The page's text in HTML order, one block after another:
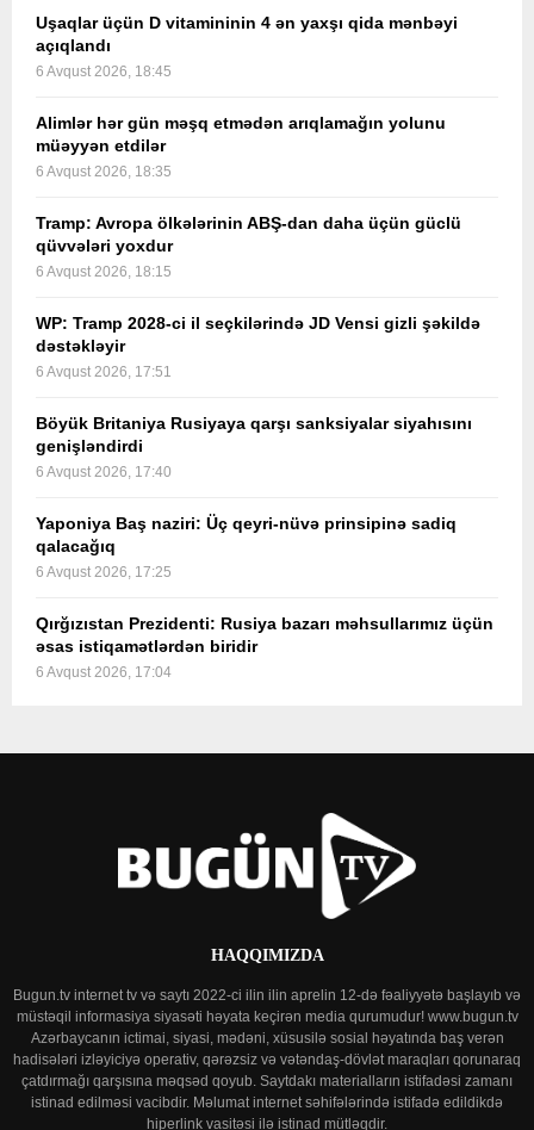
Uşaqlar üçün D vitamininin 4 ən yaxşı qida mənbəyi
açıqlandı
6 Avqust 2026, 18:45
Alimlər hər gün məşq etmədən arıqlamağın yolunu
müəyyən etdilər
6 Avqust 2026, 18:35
Tramp: Avropa ölkələrinin ABŞ-dan daha üçün güclü
qüvvələri yoxdur
6 Avqust 2026, 18:15
WP: Tramp 2028-ci il seçkilərində JD Vensi gizli şəkildə
dəstəkləyir
6 Avqust 2026, 17:51
Böyük Britaniya Rusiyaya qarşı sanksiyalar siyahısını
genişləndirdi
6 Avqust 2026, 17:40
Yaponiya Baş naziri: Üç qeyri-nüvə prinsipinə sadiq
qalacağıq
6 Avqust 2026, 17:25
Qırğızıstan Prezidenti: Rusiya bazarı məhsullarımız üçün
əsas istiqamətlərdən biridir
6 Avqust 2026, 17:04
HAQQIMIZDA
Bugun.tv internet tv və saytı 2022-ci ilin ilin aprelin 12-də fəaliyyətə başlayıb və
müstəqil informasiya siyasəti həyata keçirən media qurumudur! www.bugun.tv
Azərbaycanın ictimai, siyasi, mədəni, xüsusilə sosial həyatında baş verən
hadisələri izləyiciyə operativ, qərəzsiz və vətəndaş-dövlət maraqları qorunaraq
çatdırmağı qarşısına məqsəd qoyub. Saytdakı materialların istifadəsi zamanı
istinad edilməsi vacibdir. Məlumat internet səhifələrində istifadə edildikdə
hiperlink vasitəsi ilə istinad mütləqdir.